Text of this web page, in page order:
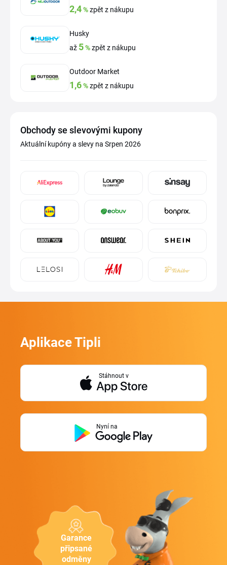
2,4%zpět z nákupu
Husky
až 5%zpět z nákupu
Outdoor Market
1,6%zpět z nákupu
Obchody se slevovými kupony
Aktuální kupóny a slevy na Srpen 2026
Garance
připsané
odměny
Aplikace Tipli
Stáhnout v
Nyní na